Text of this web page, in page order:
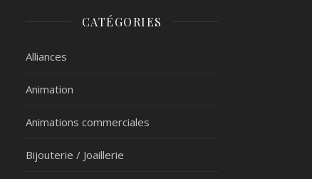
CATÉGORIES
Alliances
Animation
Animations commerciales
Bijouterie / Joaillerie